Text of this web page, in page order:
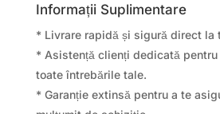
Informații Suplimentare
* Livrare rapidă și sigură direct la
* Asistență clienți dedicată pentru
toate întrebările tale.
* Garanție extinsă pentru a te